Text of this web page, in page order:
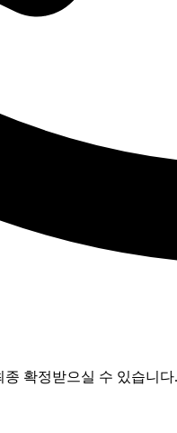
확정받으실 수 있습니